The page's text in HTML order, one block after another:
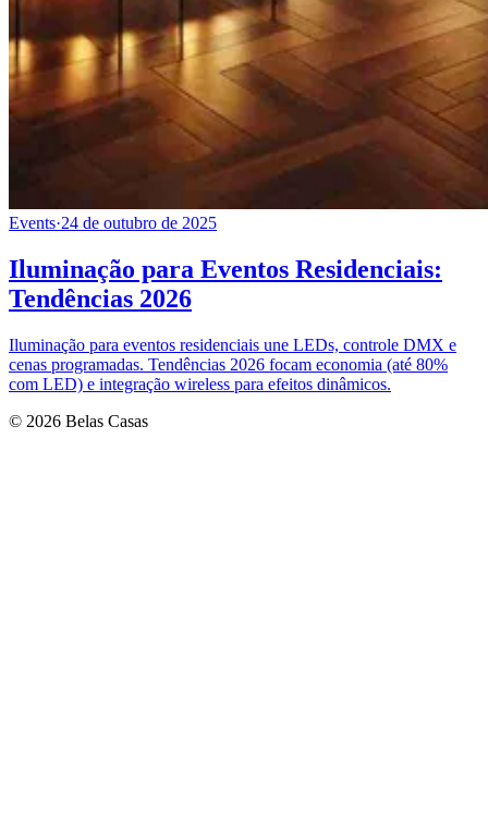
Events·24 de outubro de 2025
Iluminação para Eventos Residenciais:
Tendências 2026
Iluminação para eventos residenciais une LEDs, controle DMX e
cenas programadas. Tendências 2026 focam economia (até 80%
com LED) e integração wireless para efeitos dinâmicos.
© 2026 Belas Casas